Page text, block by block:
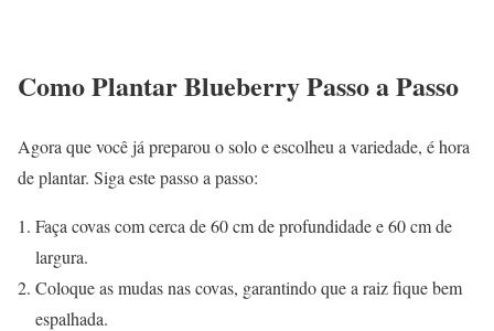
Como Plantar Blueberry Passo a Passo
Agora que você já preparou o solo e escolheu a variedade, é hora
de plantar. Siga este passo a passo:
Faça covas com cerca de 60 cm de profundidade e 60 cm de
largura.
Coloque as mudas nas covas, garantindo que a raiz fique bem
espalhada.